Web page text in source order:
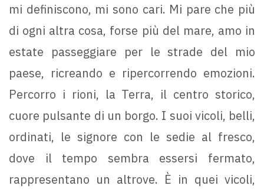
mi definiscono, mi sono cari. Mi pare che più
di ogni altra cosa, forse più del mare, amo in
estate passeggiare per le strade del mio
paese, ricreando e ripercorrendo emozioni.
Percorro i rioni, la Terra, il centro storico,
cuore pulsante di un borgo. I suoi vicoli, belli,
ordinati, le signore con le sedie al fresco,
dove il tempo sembra essersi fermato,
rappresentano un altrove. È in quei vicoli,